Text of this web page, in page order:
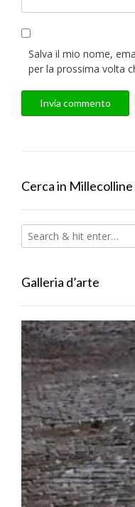
Salva il mio nome,
per la prossima volta
Cerca in Millecolline
Galleria d’arte